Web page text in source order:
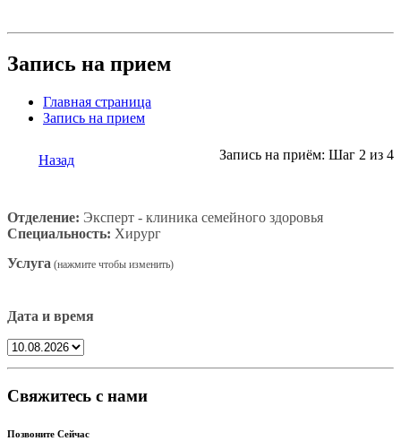
Запись на прием
Главная страница
Запись на прием
Назад Запись на приём: Шаг 2 из 4
Отделение: Эксперт - клиника семейного здоровья
Специальность: Хирург
Услуга
Дата и время
Свяжитесь с нами
Позвоните Сейчас